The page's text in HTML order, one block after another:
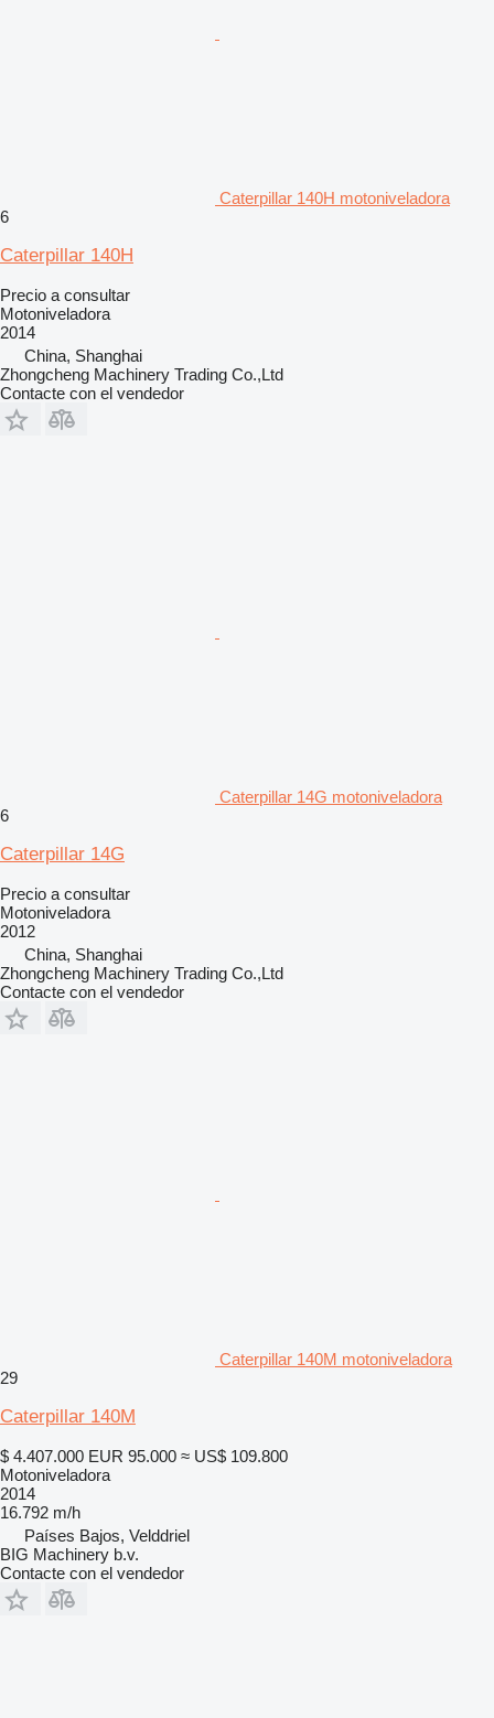
Caterpillar 140H motoniveladora
6
Caterpillar 140H
Precio a consultar
Motoniveladora
2014
China, Shanghai
Zhongcheng Machinery Trading Co.,Ltd
Contacte con el vendedor
Caterpillar 14G motoniveladora
6
Caterpillar 14G
Precio a consultar
Motoniveladora
2012
China, Shanghai
Zhongcheng Machinery Trading Co.,Ltd
Contacte con el vendedor
Caterpillar 140M motoniveladora
29
Caterpillar 140M
$ 4.407.000 EUR 95.000 ≈ US$ 109.800
Motoniveladora
2014
16.792 m/h
Países Bajos, Velddriel
BIG Machinery b.v.
Contacte con el vendedor